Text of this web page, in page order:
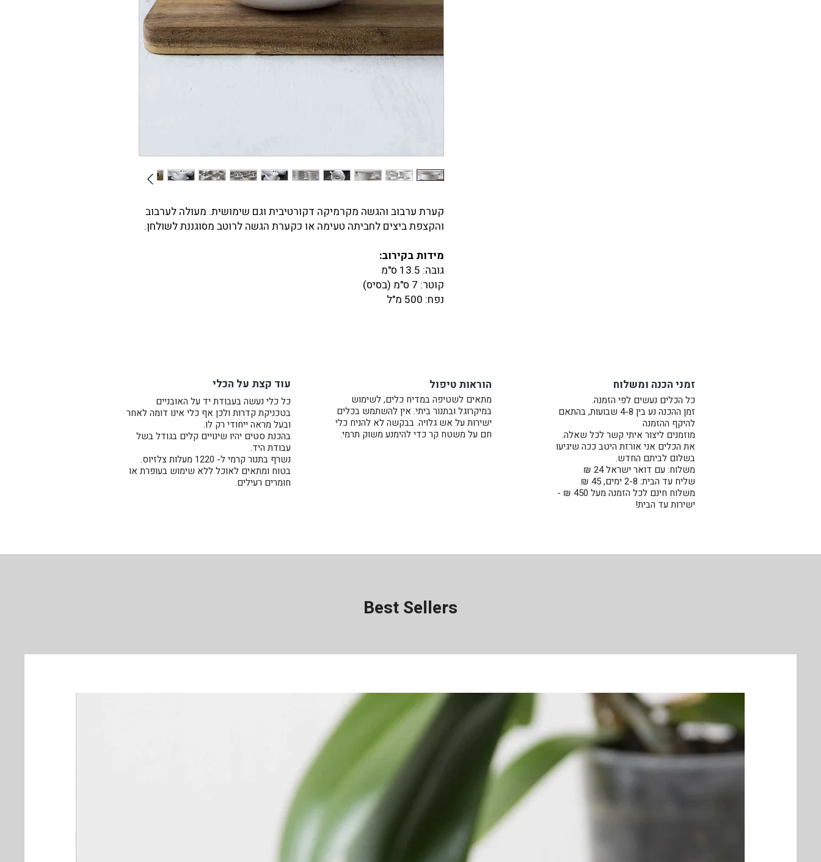
קערת ערבוב והגשה מקרמיקה דקורטיבית וגם שימושית. מעולה לערבוב
והקצפת ביצים לחביתה טעימה או כקערת הגשה לרוטב מסוגננת לשולחן.
מידות בקירוב:
גובה: 13.5 ס"מ
קוטר: 7 ס"מ (בסיס)
נפח: 500 מ"ל
שתאכיל אותו.
כל כלי נעשה בעבודת יד על האובניים (קדרות) מחימר בז' מנוקד. מזוגג
בצבע לבן מבריק.
עוד קצת על הכלי
כל כלי נעשה בעבודת יד על האובניים
בטכניקת קדרות ולכן אף כלי אינו דומה לאחר
ובעל מראה ייחודי רק לו.
בהכנת סטים יהיו שינויים קלים בגודל בשל
עבודת היד.
נשרף בתנור קרמי ל- 1220 מעלות צלזיוס.
בטוח ומתאים לאוכל ללא שימוש בעופרת או
חומרים רעילים.
הוראות טיפול
מתאים לשטיפה במדיח כלים, לשימוש
במיקרוגל ובתנור ביתי. אין להשתמש בכלים
ישירות על אש גלויה. בבקשה לא להניח כלי
חם על משטח קר כדי להימנע משוק תרמי.
זמני הכנה ומשלוח
כל הכלים נעשים לפי הזמנה.
זמן ההכנה נע בין 4-8 שבועות, בהתאם
להיקף ההזמנה
מוזמנים ליצור איתי קשר לכל שאלה.
את הכלים אני אורזת היטב ככה שיגיעו
בשלום לביתם החדש.
משלוח: עם דואר ישראל 24 ₪
שליח עד הבית: 2-8 ימים, 45 ₪
משלוח חינם לכל הזמנה מעל 450 ₪ -
ישירות עד הבית!
Best Sellers